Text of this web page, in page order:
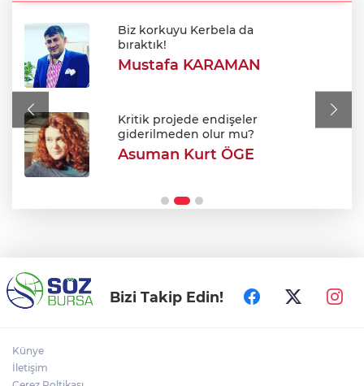
700. yıl coşkusu Keles'i sardı: Dev
şenlikte unutulmaz gün!
Bursa’da Sunroof’lu cami ilgi odağı oldu!
Biz korkuyu Kerbela da
bıraktık!
Mustafa KARAMAN
Kritik projede endişeler
giderilmeden olur mu?
Asuman Kurt ÖGE
Bizi Takip Edin!
Künye
İletişim